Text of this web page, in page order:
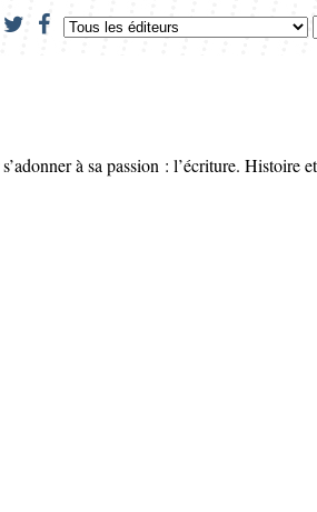
à sa passion : l’écriture. Histoire et